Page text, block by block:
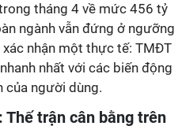
tháng 4 về mức 456 tỷ
ngành vẫn đứng ở ngưỡng
nhận một thực tế: TMĐT
nhất với các biến động
của người dùng.
Thế trận cân bằng trên